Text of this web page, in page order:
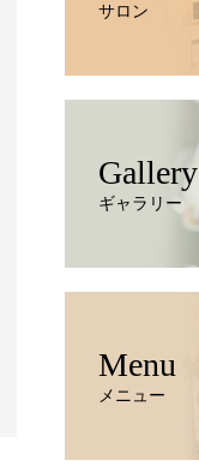
サロン
Gallery
ギャラリー
Menu
メニュー